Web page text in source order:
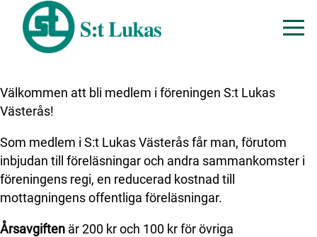
Välkommen att bli medlem i föreningen S:t Lukas
Västerås!
Som medlem i S:t Lukas Västerås får man, förutom
inbjudan till föreläsningar och andra sammankomster i
föreningens regi, en reducerad kostnad till
mottagningens offentliga föreläsningar.
Årsavgiften är 200 kr och 100 kr för övriga